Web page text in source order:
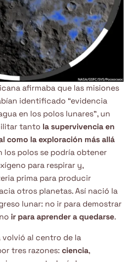
afirmaba que las misiones
identificado “evidencia
en los polos lunares”, un
tanto la supervivencia en
como la exploración más allá
los polos se podría obtener
para respirar y,
prima para producir
otros planetas. Así nació la
lunar: no ir para demostrar
ir para aprender a quedarse.
volvió al centro de la
tres razones: ciencia,